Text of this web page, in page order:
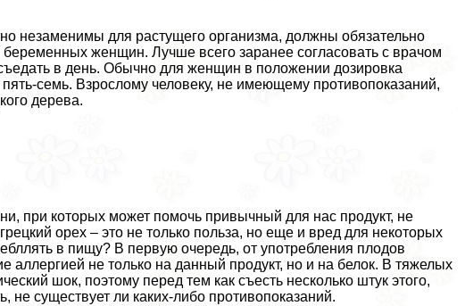
незаменимы для растущего организма, должны обязательно
женщин. Лучше всего заранее согласовать с врачом
в день. Обычно для женщин в положении дозировка
семь. Взрослому человеку, не имеющему противопоказаний,
дерева.
при которых может помочь привычный для нас продукт, не
орех – это не только польза, но еще и вред для некоторых
в пищу? В первую очередь, от употрeбления плодов
аллергией не только на данный продукт, но и на белок. В тяжелых
шок, поэтому перед тем как съесть несколько штук этого,
существует ли каких-либо противопоказаний.